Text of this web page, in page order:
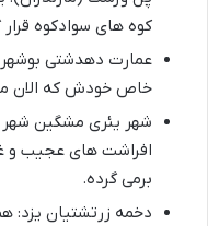
کوه های سوادکوه قرار
عمارت دهدشتی
خاص خودش که الان
شهر یئری مشگین شهر
برمی گرده.
دخمه زرتشتیان یزد: